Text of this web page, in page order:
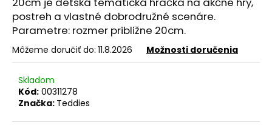
postreh a vlastné dobrodružné scenáre.
Parametre: rozmer približne 20cm.
Môžeme doručiť do: 11.8.2026 Možnosti doručenia
Skladom
Kód: 00311278
Značka: Teddies
HĽADAŤ
O